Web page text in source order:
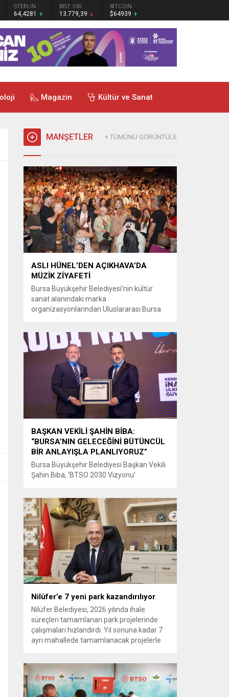
STERLİN
64,4281
BIST 100
13.779,39
BITCOIN
$64939
Magazin Kültür ve Sanat
MANŞETLER + TÜMÜNÜ GÖRÜNTÜLE
ASLI HÜNEL’DEN AÇIKHAVA’DA
MÜZİK ZİYAFETİ
Bursa Büyükşehir Belediyesi’nin kültür
sanat alanındaki marka
organizasyonlarından Uluslararası Bursa
Büyükşehir Belediyesi adına Bursa Kültür
Sanat ve Turizm Vakfı (BKSTV) tarafından
bu yıl 64’üncüsü düzenlenen Uluslararası
Bursa Festivali, sevilen sanatçı Aslı Hünel’i
müzikseverlerle buluşturdu. Uludağ İçecek
ana sponsorluğunda düzenlenen...
BAŞKAN VEKİLİ ŞAHİN BİBA:
“BURSA’NIN GELECEĞİNİ BÜTÜNCÜL
BİR ANLAYIŞLA PLANLIYORUZ”
Bursa Büyükşehir Belediyesi Başkan Vekili
Şahin Biba, ‘BTSO 2030 Vizyonu’
programında, “Bursa’mızın ulaşım ve
turizm master planlarını vatandaşlarımızın
konforunu ve güvenliğini esas alarak
hazırlıyoruz. Çevre düzeni planı
çalışmalarımızı da şehrimizin gelecek
yıllardaki gelişimini bütüncül bir anlayışla
yönlendirecek şekilde sürdürüyoruz. KOBİ
OSB de...
Nilüfer’e 7 yeni park kazandırılıyor
Nilüfer Belediyesi, 2026 yılında ihale
süreçleri tamamlanan park projelerinde
çalışmaları hızlandırdı. Yıl sonuna kadar 7
ayrı mahallede tamamlanacak projelerle
Belediyesi, ilçe genelinde kişi başına düşen
yeşil alan miktarını artırmak ve
vatandaşlara yeni yaşam alanları sunmak